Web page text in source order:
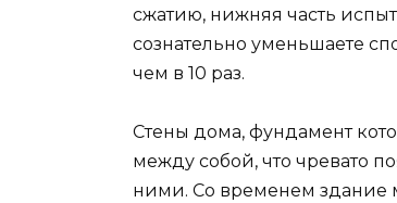
сжатию, нижняя часть
сознательно уменьшаете
чем в 10 раз.
Стены дома, фундамент
между собой, что чревато
ними. Со временем здание